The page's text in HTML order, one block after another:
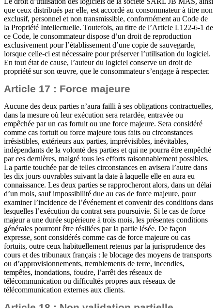
que ceux distribués par elle, est accordé au consommateur à titre non
exclusif, personnel et non transmissible, conformément au Code de
la Propriété Intellectuelle. Toutefois, au titre de l’Article L122-6-1 de
ce Code, le consommateur dispose d’un droit de reproduction
exclusivement pour l’établissement d’une copie de sauvegarde,
lorsque celle-ci est nécessaire pour préserver l’utilisation du logiciel.
En tout état de cause, l’auteur du logiciel conserve un droit de
propriété sur son œuvre, que le consommateur s’engage à respecter.
Article 17 : Force majeure
Aucune des deux parties n’aura failli à ses obligations contractuelles,
dans la mesure où leur exécution sera retardée, entravée ou
empêchée par un cas fortuit ou une force majeure. Sera considéré
comme cas fortuit ou force majeure tous faits ou circonstances
irrésistibles, extérieurs aux parties, imprévisibles, inévitables,
indépendants de la volonté des parties et qui ne pourra être empêché
par ces dernières, malgré tous les efforts raisonnablement possibles.
La partie touchée par de telles circonstances en avisera l’autre dans
les dix jours ouvrables suivant la date à laquelle elle en aura eu
connaissance. Les deux parties se rapprocheront alors, dans un délai
d’un mois, sauf impossibilité due au cas de force majeure, pour
examiner l’incidence de l’événement et convenir des conditions dans
lesquelles l’exécution du contrat sera poursuivie. Si le cas de force
majeur a une durée supérieure à trois mois, les présentes conditions
générales pourront être résiliées par la partie lésée. De façon
expresse, sont considérés comme cas de force majeure ou cas
fortuits, outre ceux habituellement retenus par la jurisprudence des
cours et des tribunaux français : le blocage des moyens de transports
ou d’approvisionnements, tremblements de terre, incendies,
tempêtes, inondations, foudre, l’arrêt des réseaux de
télécommunication ou difficultés propres aux réseaux de
télécommunication externes aux clients.